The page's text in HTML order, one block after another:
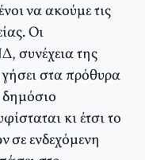
να ακούμε τις
Οι
συνέχεια της
στα πρόθυρα
κι έτσι το
σε ενδεχόμενη